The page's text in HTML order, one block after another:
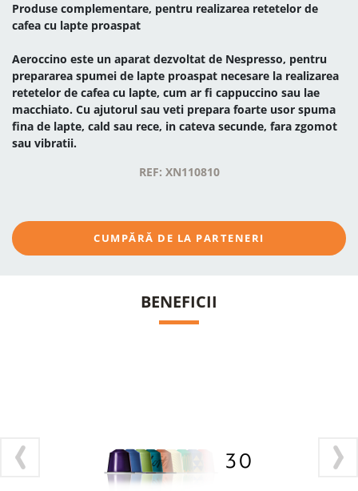
Produse complementare, pentru realizarea retetelor de
cafea cu lapte proaspat
Aeroccino este un aparat dezvoltat de Nespresso, pentru
prepararea spumei de lapte proaspat necesare la realizarea
retetelor de cafea cu lapte, cum ar fi cappuccino sau lae
macchiato. Cu ajutorul sau veti prepara foarte usor spuma
fina de lapte, cald sau rece, in cateva secunde, fara zgomot
sau vibratii.
REF: XN110810
CUMPĂRĂ DE LA PARTENERI
BENEFICII